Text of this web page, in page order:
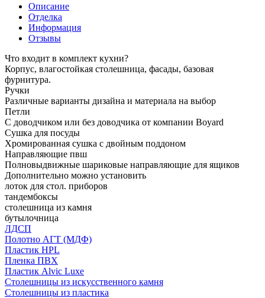
Описание
Отделка
Информация
Отзывы
Что входит в комплект кухни?
Корпус, влагостойкая столешница, фасады, базовая
фурнитура.
Ручки
Различные варианты дизайна и материала на выбор
Петли
С доводчиком или без доводчика от компании Boyard
Сушка для посуды
Хромированная сушка с двойным поддоном
Направляющие пвш
Полновыдвижные шариковые направляющие для ящиков
Дополнительно можно установить
лоток для стол. приборов
тандембоксы
столешница из камня
бутылочница
ЛДСП
Полотно АГТ (МДФ)
Пластик HPL
Пленка ПВХ
Пластик Alvic Luxe
Столешницы из искусственного камня
Столешницы из пластика